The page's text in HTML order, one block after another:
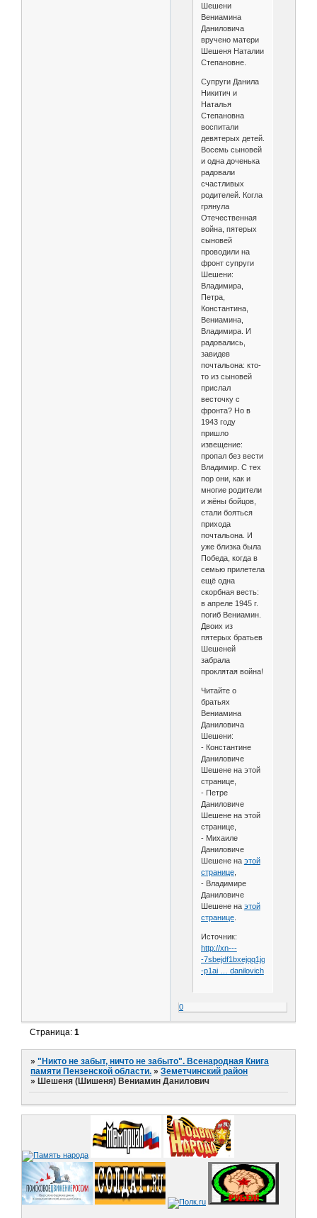
Шешени
Вениамина
Даниловича
вручено матери
Шешеня Наталии
Степановне.
Супруги Данила
Никитич и
Наталья
Степановна
воспитали
девятерых детей.
Восемь сыновей
и одна доченька
радовали
счастливых
родителей. Когла
грянула
Отечественная
война, пятерых
сыновей
проводили на
фронт супруги
Шешени:
Владимира,
Петра,
Константина,
Вениамина,
Владимира. И
радовались,
завидев
почтальона: кто-
то из сыновей
прислал
весточку с
фронта? Но в
1943 году
пришло
извещение:
пропал без вести
Владимир. С тех
пор они, как и
многие родители
и жёны бойцов,
стали бояться
прихода
почтальона. И
уже близка была
Победа, когда в
семью прилетела
ещё одна
скорбная весть:
в апреле 1945 г.
погиб Вениамин.
Двоих из
пятерых братьев
Шешеней
забрала
проклятая война!
Читайте о
братьях
Вениамина
Даниловича
Шешени:
- Константине
Даниловиче
Шешене на этой
странице,
- Петре
Даниловиче
Шешене на этой
странице,
- Михаиле
Даниловиче
Шешене на этой
странице,
- Владимире
Даниловиче
Шешене на этой
странице.
Источник:
http://xn---
-7sbejdf1bxejqq1jg.xn-
-p1ai … danilovich
0
Страница:1
»"Никто не забыт, ничто не забыто". Всенародная Книга
памяти Пензенской области. »Земетчинский район
» Шешеня (Шишеня) Вениамин Данилович